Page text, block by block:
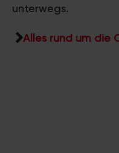
unterwegs.
Alles rund um die